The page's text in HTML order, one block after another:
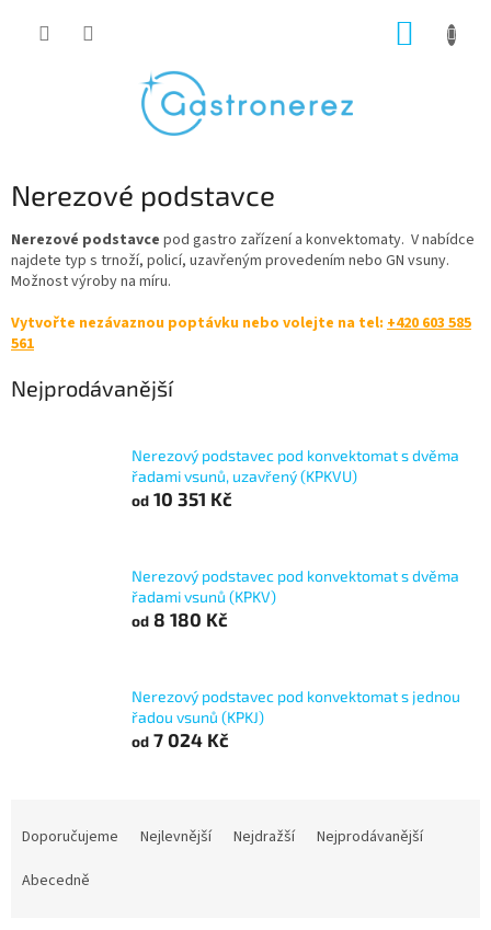
Nerezové podstavce
Nerezové podstavce pod gastro zařízení a konvektomaty. V nabídce
najdete typ s trnoží, policí, uzavřeným provedením nebo GN vsuny.
Možnost výroby na míru.
Vytvořte nezávaznou poptávku nebo volejte na tel: +420 603 585
561
Nejprodávanější
Nerezový podstavec pod konvektomat s dvěma
řadami vsunů, uzavřený (KPKVU)
od 10 351 Kč
Nerezový podstavec pod konvektomat s dvěma
řadami vsunů (KPKV)
od 8 180 Kč
Nerezový podstavec pod konvektomat s jednou
řadou vsunů (KPKJ)
od 7 024 Kč
Doporučujeme Nejlevnější Nejdražší
Nejprodávanější
Abecedně